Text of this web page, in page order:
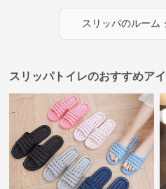
スリッパのルーム
スリッパトイレのおすすめア